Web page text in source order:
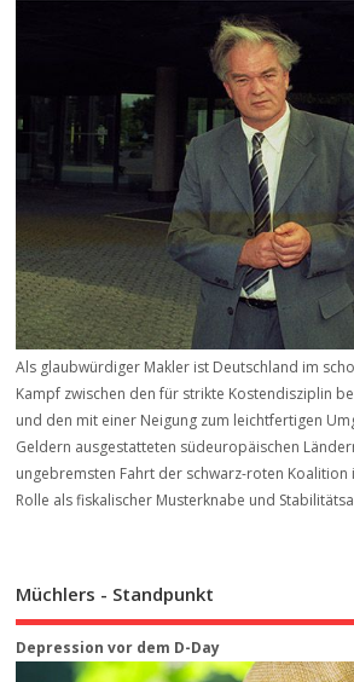
Als glaubwürdiger Makler ist Deutschland im
Kampf zwischen den für strikte Kostendisziplin
und den mit einer Neigung zum leichtfertigen
Geldern ausgestatteten südeuropäischen
ungebremsten Fahrt der schwarz-roten Koalition
Rolle als fiskalischer Musterknabe und
Müchlers - Standpunkt
Depression vor dem D-Day